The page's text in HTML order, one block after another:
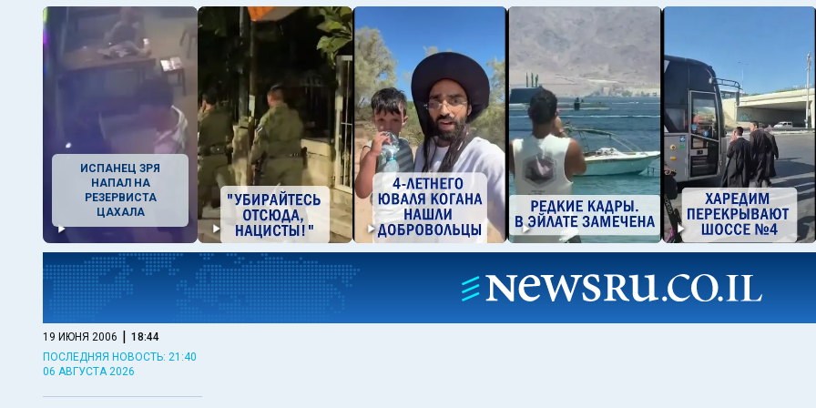
ИСПАНЕЦ ЗРЯ
НАПАЛ НА
РЕЗЕРВИСТА
ЦАХАЛА
19 ИЮНЯ 2006 | 18:44
ПОСЛЕДНЯЯ НОВОСТЬ: 21:40
06 АВГУСТА 2026